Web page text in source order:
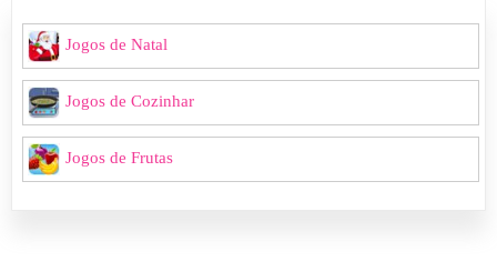
Jogos de Natal
Jogos de Cozinhar
Jogos de Frutas